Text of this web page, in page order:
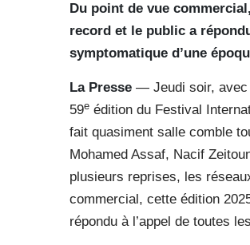
Du point de vue
record et le public a
symptomatique d’une
La Presse — Jeudi soir, avec
59e édition du Festival
fait quasiment salle comble
Mohamed Assaf, Nacif
plusieurs reprises, les
commercial, cette édition
répondu à l’appel de toutes